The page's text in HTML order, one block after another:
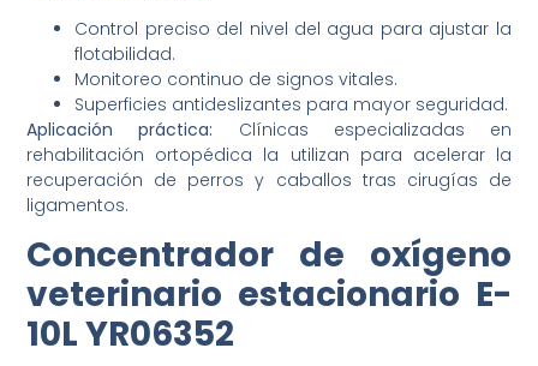
Control preciso del nivel del agua para ajustar la
flotabilidad.
Monitoreo continuo de signos vitales.
Superficies antideslizantes para mayor seguridad.
Aplicación práctica: Clínicas especializadas en
rehabilitación ortopédica la utilizan para acelerar la
recuperación de perros y caballos tras cirugías de
ligamentos.
Concentrador de oxígeno
veterinario estacionario E-
10L YR06352